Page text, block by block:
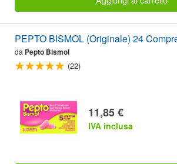
PEPTO BISMOL (Originale) 24
da Pepto Bismol
(22)
11,85 €
IVA inclusa